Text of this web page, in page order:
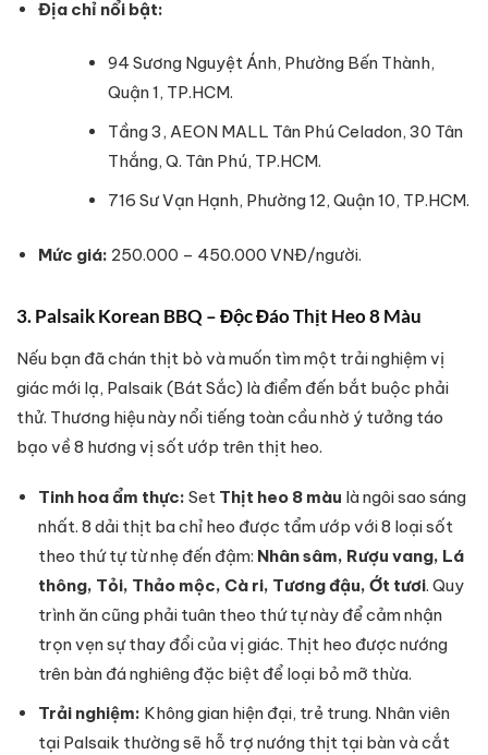
Địa chỉ nổi bật:
94 Sương Nguyệt Ánh, Phường Bến Thành,
Quận 1, TP.HCM.
Tầng 3, AEON MALL Tân Phú Celadon, 30 Tân
Thắng, Q. Tân Phú, TP.HCM.
716 Sư Vạn Hạnh, Phường 12, Quận 10, TP.HCM.
Mức giá: 250.000 – 450.000 VNĐ/người.
3. Palsaik Korean BBQ – Độc Đáo Thịt Heo 8 Màu
Nếu bạn đã chán thịt bò và muốn tìm một trải nghiệm vị
giác mới lạ, Palsaik (Bát Sắc) là điểm đến bắt buộc phải
thử. Thương hiệu này nổi tiếng toàn cầu nhờ ý tưởng táo
bạo về 8 hương vị sốt ướp trên thịt heo.
Tinh hoa ẩm thực: Set Thịt heo 8 màu là ngôi sao sáng
nhất. 8 dải thịt ba chỉ heo được tẩm ướp với 8 loại sốt
theo thứ tự từ nhẹ đến đậm: Nhân sâm, Rượu vang, Lá
thông, Tỏi, Thảo mộc, Cà ri, Tương đậu, Ớt tươi. Quy
trình ăn cũng phải tuân theo thứ tự này để cảm nhận
trọn vẹn sự thay đổi của vị giác. Thịt heo được nướng
trên bàn đá nghiêng đặc biệt để loại bỏ mỡ thừa.
Trải nghiệm: Không gian hiện đại, trẻ trung. Nhân viên
tại Palsaik thường sẽ hỗ trợ nướng thịt tại bàn và cắt